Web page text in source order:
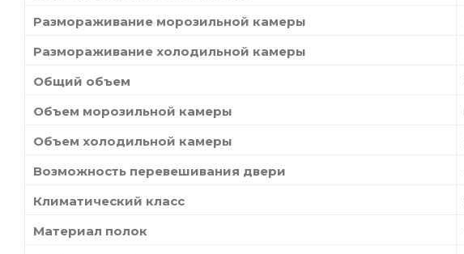
Размораживание морозильной камеры
Размораживание холодильной камеры
Общий объем
Объем морозильной камеры
Объем холодильной камеры
Возможность перевешивания двери
Климатический класс
Материал полок